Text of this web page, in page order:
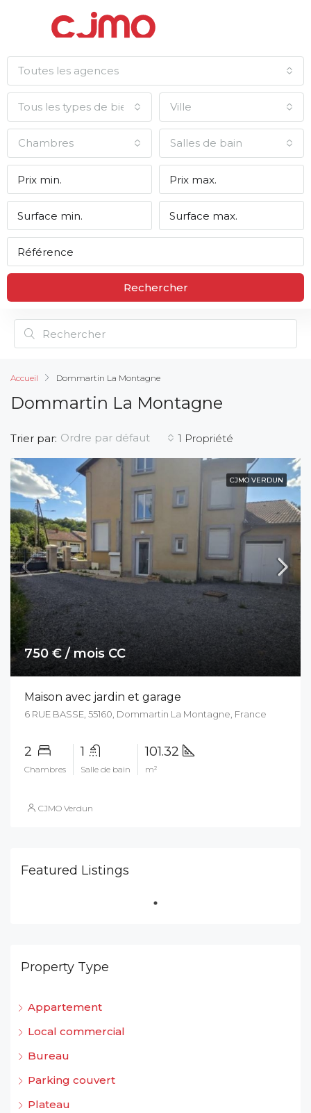
Toutes les agences
Tous les types de biens Ville
Chambres Salles de bain
Rechercher
Accueil Dommartin La Montagne
Dommartin La Montagne
1 Propriété
Trier par: Ordre par défaut
CJMO VERDUN
750 € / mois CC
Maison avec jardin et garage
6 RUE BASSE, 55160, Dommartin La Montagne, France
2
Chambres
1
Salle de bain
101.32
m²
CJMO Verdun
Featured Listings
Property Type
Appartement
Local commercial
Bureau
Parking couvert
Plateau